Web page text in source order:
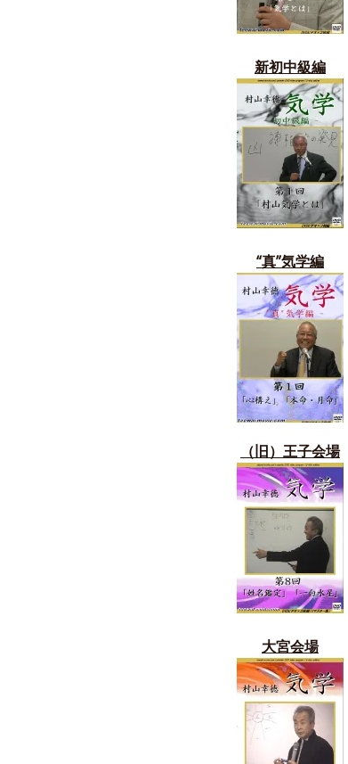
新初中級編
“真”気学編
（旧） 王子会場
大宮会場